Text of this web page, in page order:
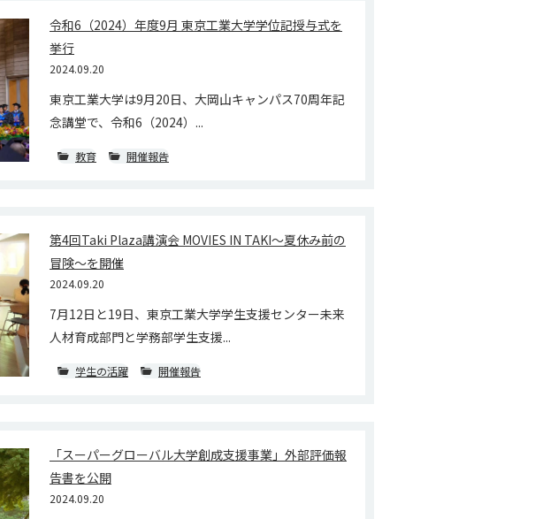
令和6（2024）年度9月 東京工業大学学位記授与式を
挙行
2024.09.20
東京工業大学は9月20日、大岡山キャンパス70周年記
念講堂で、令和6（2024）...
教育 開催報告
第4回Taki Plaza講演会 MOVIES IN TAKI～夏休み前の
冒険～を開催
2024.09.20
7月12日と19日、東京工業大学学生支援センター未来
人材育成部門と学務部学生支援...
学生の活躍 開催報告
「スーパーグローバル大学創成支援事業」外部評価報
告書を公開
2024.09.20